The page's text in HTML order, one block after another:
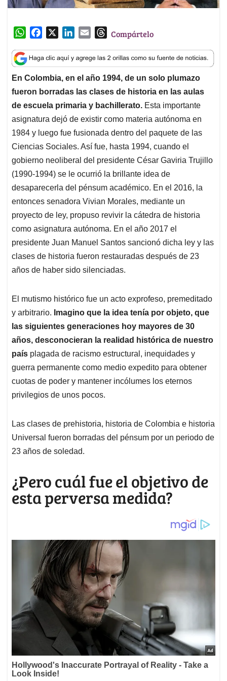
W
a
t
s
A
p
p
c
e
b
o
o
k
n
k
e
d
I
n
a
i
l
T
r
e
a
d
s
Compártelo
En Colombia, en el año 1994, de un solo plumazo
fueron borradas las clases de historia en las aulas
de escuela primaria y bachillerato. Esta importante
asignatura dejó de existir como materia autónoma en
1984 y luego fue fusionada dentro del paquete de las
Ciencias Sociales. Así fue, hasta 1994, cuando el
gobierno neoliberal del presidente César Gaviria Trujillo
(1990-1994) se le ocurrió la brillante idea de
desaparecerla del pénsum académico. En el 2016, la
entonces senadora Vivian Morales, mediante un
proyecto de ley, propuso revivir la cátedra de historia
como asignatura autónoma. En el año 2017 el
presidente Juan Manuel Santos sancionó dicha ley y las
clases de historia fueron restauradas después de 23
años de haber sido silenciadas.
El mutismo histórico fue un acto exprofeso, premeditado
y arbitrario. Imagino que la idea tenía por objeto, que
las siguientes generaciones hoy mayores de 30
años, desconocieran la realidad histórica de nuestro
país plagada de racismo estructural, inequidades y
guerra permanente como medio expedito para obtener
cuotas de poder y mantener incólumes los eternos
privilegios de unos pocos.
Las clases de prehistoria, historia de Colombia e historia
Universal fueron borradas del pénsum por un periodo de
23 años de soledad.
¿Pero cuál fue el objetivo de
esta perversa medida?